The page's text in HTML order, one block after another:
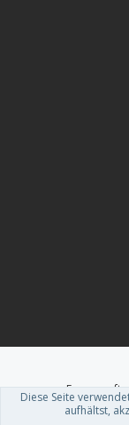
Forum
Diese Seite
aufhältst,